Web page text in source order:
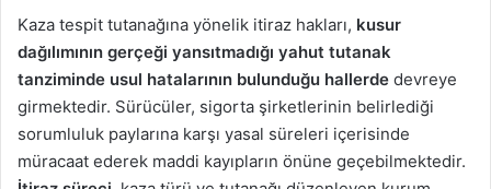
Kaza tespit tutanağına yönelik itiraz hakları, kusur
dağılımının gerçeği yansıtmadığı yahut tutanak
tanziminde usul hatalarının bulunduğu hallerde devreye
girmektedir. Sürücüler, sigorta şirketlerinin belirlediği
sorumluluk paylarına karşı yasal süreleri içerisinde
müracaat ederek maddi kayıpların önüne geçebilmektedir.